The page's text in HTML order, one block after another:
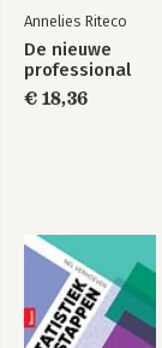
toepassen? 61
Stap 2:
Databronnen
Op welke
Case: Hoe
een impactvoller
Vier
Hoe vertaal ik
Case: Waarom
Annelies Riteco
De nieuwe
professional
€ 18,36